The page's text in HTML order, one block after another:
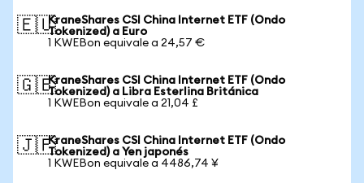
🇪🇺KraneShares CSI China Internet ETF (Ondo
Tokenized) a Euro
1 KWEBon equivale a 24,57 €
🇬🇧KraneShares CSI China Internet ETF (Ondo
Tokenized) a Libra Esterlina Británica
1 KWEBon equivale a 21,04 £
🇯🇵KraneShares CSI China Internet ETF (Ondo
Tokenized) a Yen japonés
1 KWEBon equivale a 4486,74 ¥